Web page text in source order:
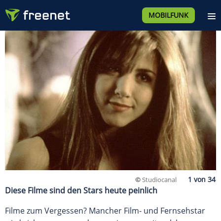
MOBILFUNK
©Studiocanal
Diese Filme sind den Stars heute peinlich
Filme zum Vergessen? Mancher Film- und Fernsehstar